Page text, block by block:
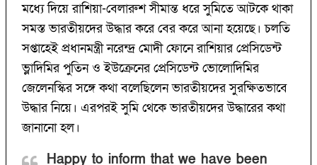
মধ্যে দিয়ে রাশিয়া-বেলারুশ সীমান্ত ধরে সুমিতে আটকে থাকা
সমস্ত ভারতীয়দের উদ্ধার করে বের করে আনা হয়েছে। চলতি
সপ্তাহেই প্রধানমন্ত্রী নরেন্দ্র মোদী ফোনে রাশিয়ার প্রেসিডেন্ট
ভ্লাদিমির পুতিন ও ইউক্রেনের প্রেসিডেন্ট ভোলোদিমির
জেলেনস্কির সঙ্গে কথা বলেছিলেন ভারতীয়দের সুরক্ষিতভাবে
উদ্ধার নিয়ে। এরপরই সুমি থেকে ভারতীয়দের উদ্ধারের কথা
জানানো হল।
Happy to inform that we have been